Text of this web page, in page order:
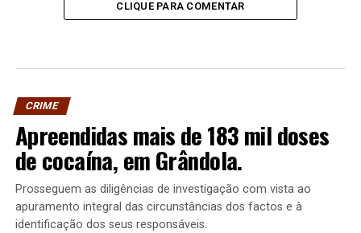
CLIQUE PARA COMENTAR
CRIME
Apreendidas mais de 183 mil doses
de cocaína, em Grândola.
Prosseguem as diligências de investigação com vista ao
apuramento integral das circunstâncias dos factos e à
identificação dos seus responsáveis.